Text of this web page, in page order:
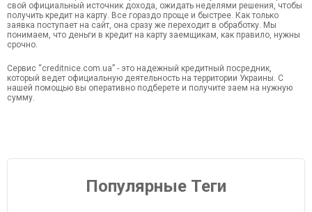
свой официальный источник дохода, ожидать неделями решения, чтобы
получить кредит на карту. Все гораздо проще и быстрее. Как только
заявка поступает на сайт, она сразу же переходит в обработку. Мы
понимаем, что деньги в кредит на карту заемщикам, как правило, нужны
срочно.
Сервис “creditnice.com.ua” - это надежный кредитный посредник,
который ведет официальную деятельность на территории Украины. С
нашей помощью вы оперативно подберете и получите заем на нужную
сумму.
Популярные Теги